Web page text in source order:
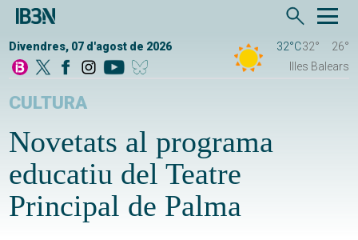
Divendres, 07 d'agost de 2026 32°C32°
26°
Illes Balears
CULTURA
Novetats al programa
educatiu del Teatre
Principal de Palma